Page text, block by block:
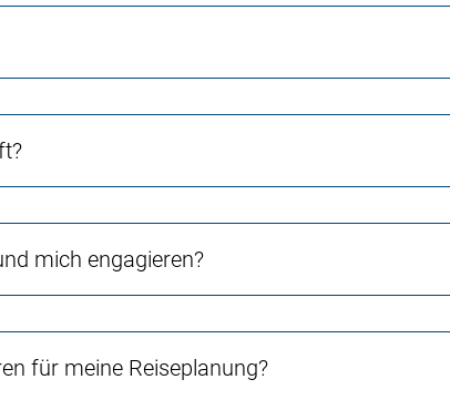
mich engagieren?
für meine Reiseplanung?